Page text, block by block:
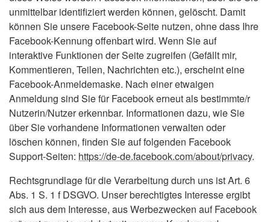
unmittelbar identifiziert werden können, gelöscht. Damit
können Sie unsere Facebook-Seite nutzen, ohne dass Ihre
Facebook-Kennung offenbart wird. Wenn Sie auf
interaktive Funktionen der Seite zugreifen (Gefällt mir,
Kommentieren, Teilen, Nachrichten etc.), erscheint eine
Facebook-Anmeldemaske. Nach einer etwaigen
Anmeldung sind Sie für Facebook erneut als bestimmte/r
Nutzerin/Nutzer erkennbar. Informationen dazu, wie Sie
über Sie vorhandene Informationen verwalten oder
löschen können, finden Sie auf folgenden Facebook
Support-Seiten: https://de-de.facebook.com/about/privacy.
Rechtsgrundlage für die Verarbeitung durch uns ist Art. 6
Abs. 1 S. 1 f DSGVO. Unser berechtigtes Interesse ergibt
sich aus dem Interesse, aus Werbezwecken auf Facebook